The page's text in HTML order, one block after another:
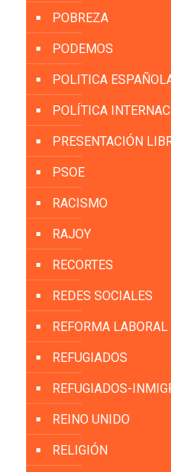
POBREZA
PODEMOS
POLITICA
POLÍTICA
PRESENTACIÓN
PSOE
RACISMO
RAJOY
RECORTES
REDES SOCIALES
REFORMA LABORAL
REFUGIADOS
REFUGIADOS-
REINO UNIDO
RELIGIÓN